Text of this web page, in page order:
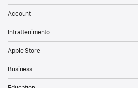
Account
Intrattenimento
Apple Store
Business